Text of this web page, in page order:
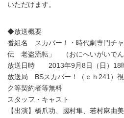
いただけます。
◆放送概要
番組名 スカパー！・時代劇専門チ
伝 老盗流転」 （おにへいがいでん
放送日時 2013年9月8日（日）18
放送局 BSスカパー！（ｃｈ241）
ク等契約者等無料
スタッフ・キャスト
【出演】橋爪功、國村隼、若村麻由